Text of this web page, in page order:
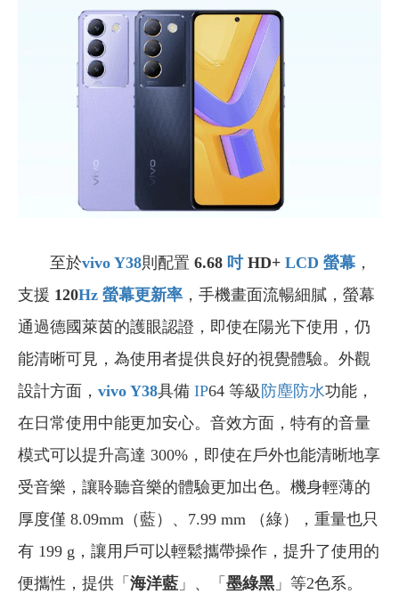
至於vivo Y38則配置 6.68 吋HD+ LCD 螢幕 ，
支援 120Hz 螢幕更新率 ，手機畫面流暢細膩，螢幕
通過德國萊茵的護眼認證，即使在陽光下使用，仍
能清晰可見，為使用者提供良好的視覺體驗。外觀
設計方面， vivo Y38具備 IP64 等級 防塵防水功能，
在日常使用中能更加安心。音效方面，特有的音量
模式可以提升高達 300%，即使在戶外也能清晰地享
受音樂，讓聆聽音樂的體驗更加出色。機身輕薄的
厚度僅 8.09mm（藍）、7.99 mm （綠），重量也只
有 199 g，讓用戶可以輕鬆攜帶操作，提升了使用的
便攜性，提供「 海洋藍 」、「 墨綠黑 」等2色系。